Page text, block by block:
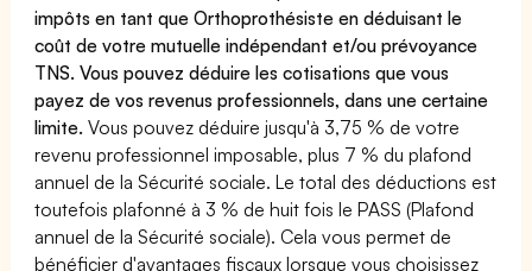
impôts en tant que Orthoprothésiste en déduisant le
coût de votre mutuelle indépendant et/ou prévoyance
TNS. Vous pouvez déduire les cotisations que vous
payez de vos revenus professionnels, dans une certaine
limite.Vous pouvez déduire jusqu'à 3,75 % de votre
revenu professionnel imposable, plus 7 % du plafond
annuel de la Sécurité sociale. Le total des déductions est
toutefois plafonné à 3 % de huit fois le PASS (Plafond
annuel de la Sécurité sociale). Cela vous permet de
bénéficier d'avantages fiscaux lorsque vous choisissez